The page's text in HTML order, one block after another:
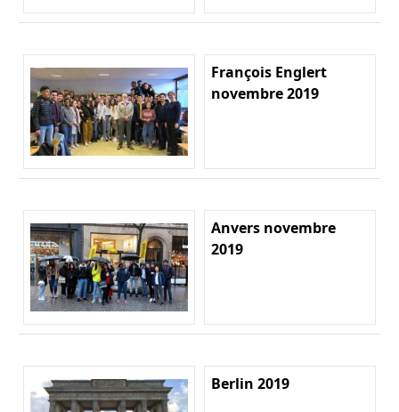
François Englert
novembre 2019
Anvers novembre
2019
Berlin 2019